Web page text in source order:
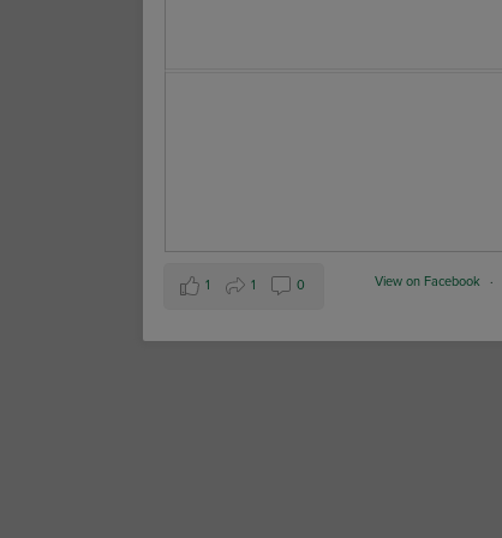
View on Facebook ·
1 1 0